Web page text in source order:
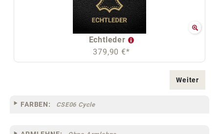
Echtleder
379,90 €*
Weiter
FARBEN: CSE06 Cycle